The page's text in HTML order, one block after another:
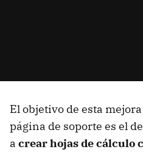
El objetivo de esta
página de soporte es el
a crear hojas de cálculo